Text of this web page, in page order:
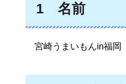
1 名前
宮崎うまいもんin福岡